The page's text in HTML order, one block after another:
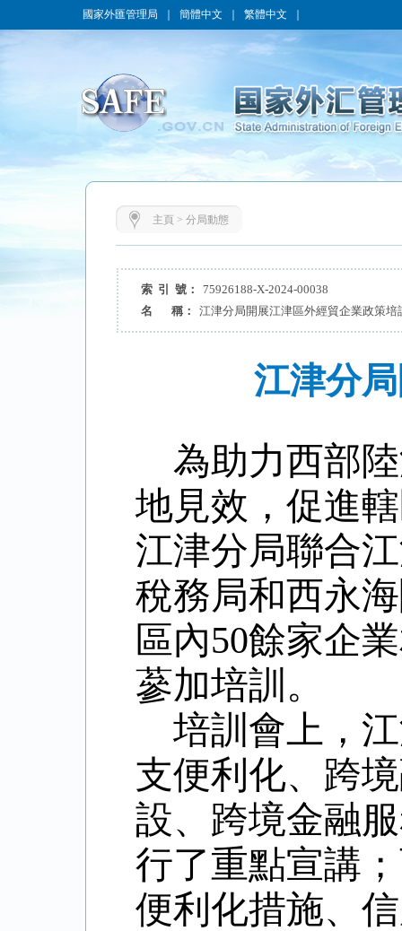
國家外匯管理局 簡體中文 繁體中文
主頁 > 分局動態
索 引 號：
75926188-X-2024-00038
名 稱：
江津分局開展江津區外經貿企業政策培
江津分
為助力西部
地見效，促進
江津分局聯合
稅務局和西永
區內50餘家企
蔘加培訓。
培訓會上，
支便利化、跨
設、跨境金融
行了重點宣講
便利化措施、